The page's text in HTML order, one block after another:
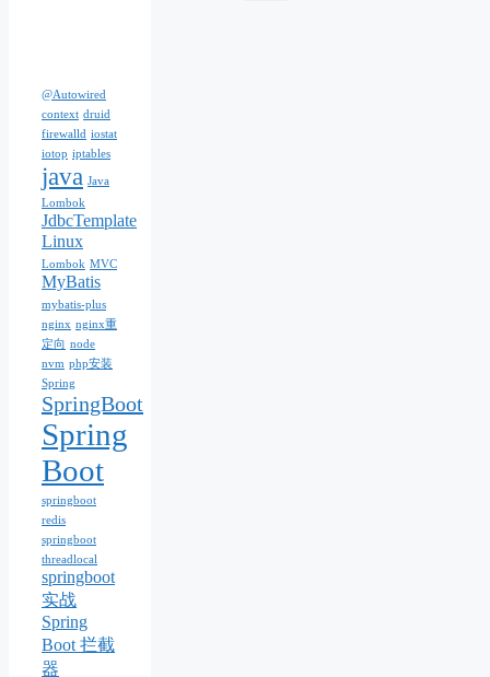
@Autowired
context druid
firewalld iostat
iotop iptables
java Java
Lombok
JdbcTemplate
Linux
Lombok MVC
MyBatis
mybatis-plus
nginx nginx重
定向 node
nvm php安装
Spring
SpringBoot
Spring
Boot
springboot
redis
springboot
threadlocal
springboot
实战
Spring
Boot 拦截
器